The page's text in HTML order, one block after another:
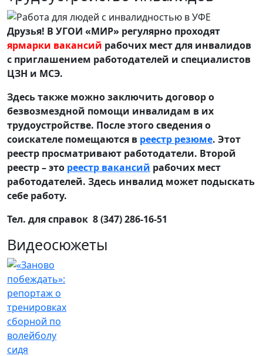
Друзья! В УГОИ «МИР» регулярно проходят
ярмарки вакансий рабочих мест для инвалидов
с приглашением работодателей и специалистов
ЦЗН и МСЭ.
Здесь также можно заключить договор о
безвозмездной помощи инвалидам в их
трудоустройстве. После этого сведения о
соискателе помещаются в реестр резюме. Этот
реестр просматривают работодатели. Второй
реестр – это реестр вакансий рабочих мест
работодателей. Здесь инвалид может подыскать
себе работу.
Тел. для справок 8 (347) 286-16-51
Видеосюжеты